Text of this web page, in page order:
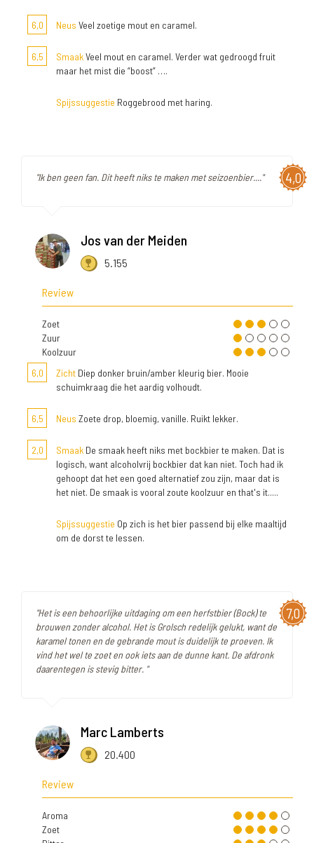
6,0 Neus Veel zoetige mout en caramel.
6,5 SmaakVeel mout en caramel. Verder wat gedroogd fruit
maar het mist die “boost” ….
Spijssuggestie Roggebrood met haring.
4,0
"Ik ben geen fan. Dit heeft niks te maken met seizoenbier...."
Jos van der Meiden
5.155
Review
Zoet
Zuur
Koolzuur
6,0
Zicht Diep donker bruin/amber kleurig bier. Mooie
schuimkraag die het aardig volhoudt.
6,5 Neus Zoete drop, bloemig, vanille. Ruikt lekker.
2,0 Smaak De smaak heeft niks met bockbier te maken. Dat is
logisch, want alcoholvrij bockbier dat kan niet. Toch had ik
gehoopt dat het een goed alternatief zou zijn, maar dat is
het niet. De smaak is vooral zoute koolzuur en that's it.....
Spijssuggestie Op zich is het bier passend bij elke maaltijd
om de dorst te lessen.
7,0
"Het is een behoorlijke uitdaging om een herfstbier (Bock) te
brouwen zonder alcohol. Het is Grolsch redelijk gelukt, want de
karamel tonen en de gebrande mout is duidelijk te proeven. Ik
vind het wel te zoet en ook iets aan de dunne kant. De afdronk
daarentegen is stevig bitter. "
Marc Lamberts
20.400
Review
Aroma
Zoet